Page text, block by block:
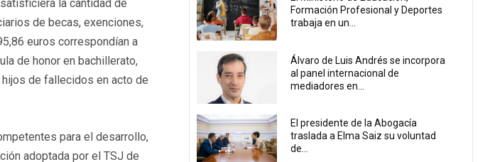
la cantidad de
de becas, exenciones,
euros correspondían a
de honor en bachillerato,
de fallecidos en acto de
para el desarrollo,
adoptada por el TSJ de
Formación Profesional y Deportes
trabaja en un...
Álvaro de Luis Andrés se incorpora
al panel internacional de
mediadores en...
El presidente de la Abogacía
traslada a Elma Saiz su voluntad
de...